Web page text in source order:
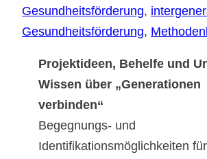
Gesundheitsförderung,
Gesundheitsförderung,
Projektideen, Behelfe und
Wissen über „Generationen
verbinden“
Begegnungs- und
Identifikationsmöglichkeiten für